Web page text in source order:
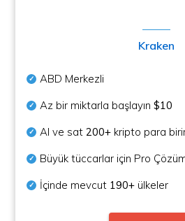
Kraken
ABD Merkezli
Az bir miktarla başlayın$10
Al ve sat200+ kripto para
Büyük tüccarlar için Pro
İçinde mevcut 190+ ülkeler